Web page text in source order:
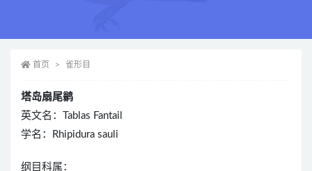
首页 雀形目
塔岛扇尾鹟
英文名：Tablas Fantail
学名：Rhipidura sauli
纲目科属：